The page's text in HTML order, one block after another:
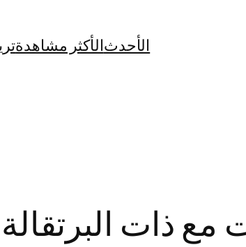
الأحدثالأكثر مشاهدة
ذات البرتقالة